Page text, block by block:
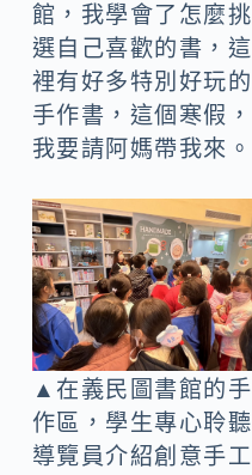
館，我學會了怎麼挑
選自己喜歡的書，這
裡有好多特別好玩的
手作書，這個寒假，
我要請阿媽帶我來。
▲在義民圖書館的手
作區，學生專心聆聽
導覽員介紹創意手工